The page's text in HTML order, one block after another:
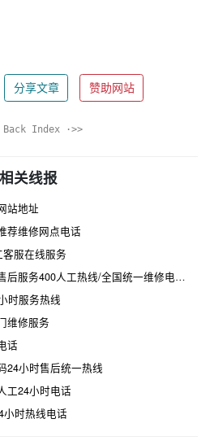
分享文章 赞助网站
Index ·>>
相关线报
站地址
荐维修网点电话
服在线服务
务400人工热线/全国统一维修电话是多少
时服务热线
维修服务
话
24小时售后统一热线
工24小时电话
小时热线电话